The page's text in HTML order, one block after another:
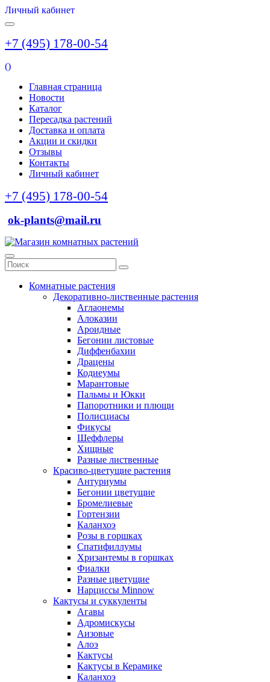
Личный кабинет
+7 (495) 178-00-54
()
Главная страница
Новости
Каталог
Пересадка растений
Доставка и оплата
Акции и скидки
Отзывы
Контакты
Личный кабинет
+7 (495) 178-00-54
ok-plants@mail.ru
Комнатные растения
Декоративно-лиственные растения
Аглаонемы
Алоказии
Ароидные
Бегонии листовые
Диффенбахии
Драцены
Кодиеумы
Марантовые
Пальмы и Юкки
Папоротники и плющи
Полисциасы
Фикусы
Шеффлеры
Хищные
Разные лиственные
Красиво-цветущие растения
Антуриумы
Бегонии цветущие
Бромелиевые
Гортензии
Каланхоэ
Розы в горшках
Спатифиллумы
Хризантемы в горшках
Фиалки
Разные цветущие
Нарциссы Minnow
Кактусы и суккуленты
Агавы
Адромискусы
Аизовые
Алоэ
Кактусы
Кактусы в Керамике
Каланхоэ